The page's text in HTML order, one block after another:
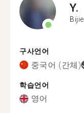
Y.
Bijie
구사언어
중국어 (간체)
학습언어
영어